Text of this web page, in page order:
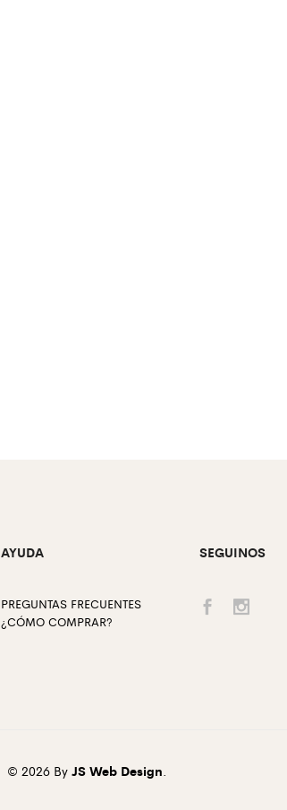
AYUDA
PREGUNTAS FRECUENTES
¿CÓMO COMPRAR?
SEGUINOS
© 2026 By JS Web Design